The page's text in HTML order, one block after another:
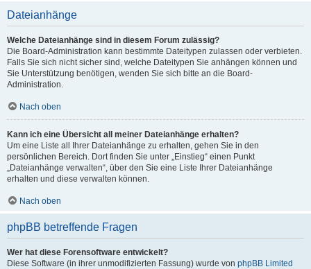
Dateianhänge
Welche Dateianhänge sind in diesem Forum zulässig?
Die Board-Administration kann bestimmte Dateitypen zulassen oder verbieten.
Falls Sie sich nicht sicher sind, welche Dateitypen Sie anhängen können und
Sie Unterstützung benötigen, wenden Sie sich bitte an die Board-
Administration.
Nach oben
Kann ich eine Übersicht all meiner Dateianhänge erhalten?
Um eine Liste all Ihrer Dateianhänge zu erhalten, gehen Sie in den
persönlichen Bereich. Dort finden Sie unter „Einstieg“ einen Punkt
„Dateianhänge verwalten“, über den Sie eine Liste Ihrer Dateianhänge
erhalten und diese verwalten können.
Nach oben
phpBB betreffende Fragen
Wer hat diese Forensoftware entwickelt?
Diese Software (in ihrer unmodifizierten Fassung) wurde von phpBB Limited